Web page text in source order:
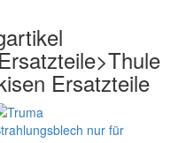
Ersatzteile